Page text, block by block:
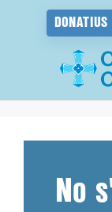
DONATIUS
No